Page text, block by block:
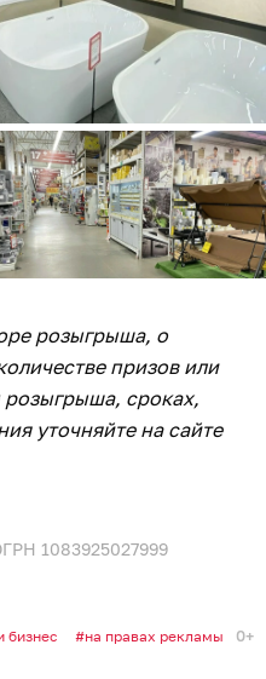
розыгрыша, о
призов или
сроках,
уточняйте на сайте
1083925027999
бизнес на правах рекламы 0+